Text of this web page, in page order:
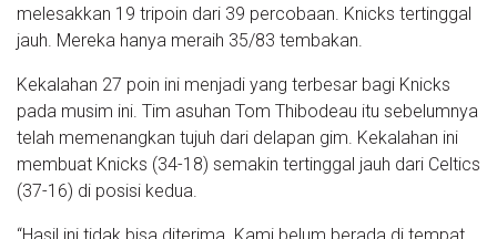
melesakkan 19 tripoin dari 39 percobaan. Knicks tertinggal
jauh. Mereka hanya meraih 35/83 tembakan.
Kekalahan 27 poin ini menjadi yang terbesar bagi Knicks
pada musim ini. Tim asuhan Tom Thibodeau itu sebelumnya
telah memenangkan tujuh dari delapan gim. Kekalahan ini
membuat Knicks (34-18) semakin tertinggal jauh dari Celtics
(37-16) di posisi kedua.